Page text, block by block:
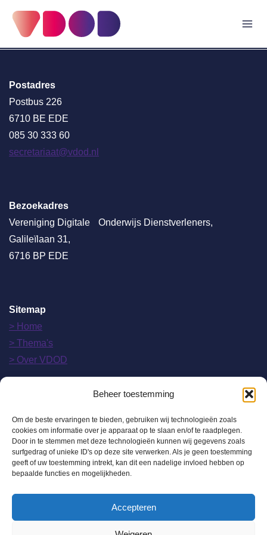
Beheer toestemming
Om de beste ervaringen te bieden, gebruiken wij technologieën zoals
cookies om informatie over je apparaat op te slaan en/of te raadplegen.
Door in te stemmen met deze technologieën kunnen wij gegevens zoals
surfgedrag of unieke ID's op deze site verwerken. Als je geen toestemming
geeft of uw toestemming intrekt, kan dit een nadelige invloed hebben op
bepaalde functies en mogelijkheden.
Accepteren
naar
inhoud
Postadres
Postbus 226
6710 BE EDE
085 30 333 60
secretariaat@vdod.nl
Bezoekadres
Vereniging Digitale Onderwijs Dienstverleners,
Galileïlaan 31,
6716 BP EDE
Sitemap
> Home
> Thema's
> Over VDOD
> Lidmaatschap
> Contact
> mijnvdod.nl